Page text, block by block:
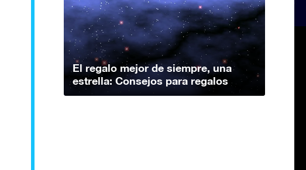
El regalo mejor de siempre, una
estrella: Consejos para regalos